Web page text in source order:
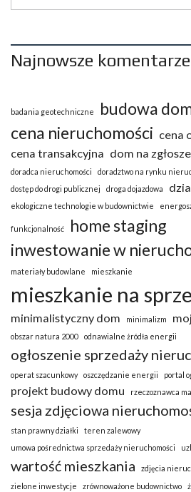
Najnowsze komentarze
badania geotechniczne
budowa
cena nieruchomości cena
cena transakcyjna dom na
doradca nieruchomości
doradztwo na rynku
dostęp do drogi publicznej
droga dojazdowa
ekologiczne technologie w budownictwie
funkcjonalność
home staging
inwestowanie w
materiały budowlane
mieszkanie
mieszkanie na
minimalistyczny dom minimalizm
obszar natura 2000 odnawialne żródła energii
ogłoszenie sprzedaży
operat szacunkowy oszczędzanie energii portal
projekt budowy domu rzeczoznawca
sesja zdjęciowa
stan prawny działki
teren zalewowy
umowa pośrednictwa sprzedaży nieruchomości
wartość mieszkania zdjęcia
zielone inwestycje
zrównoważone budownictwo